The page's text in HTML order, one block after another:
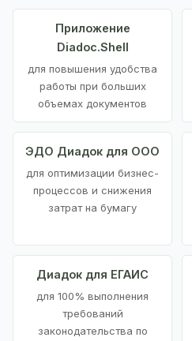
Приложение
Diadoc.Shell
для повышения удобства
работы при больших
объемах документов
ЭДО Диадок для ООО
для оптимизации бизнес-
процессов и снижения
затрат на бумагу
Диадок для ЕГАИС
для 100% выполнения
требований
законодательства по